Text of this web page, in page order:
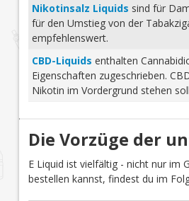
Nikotinsalz Liquids sind für
für den Umstieg von der
empfehlenswert.
CBD-Liquids enthalten
Eigenschaften zugeschrieben.
Nikotin im Vordergrund stehen
Die Vorzüge der
E Liquid ist vielfältig - nicht nur im
bestellen kannst, findest du im